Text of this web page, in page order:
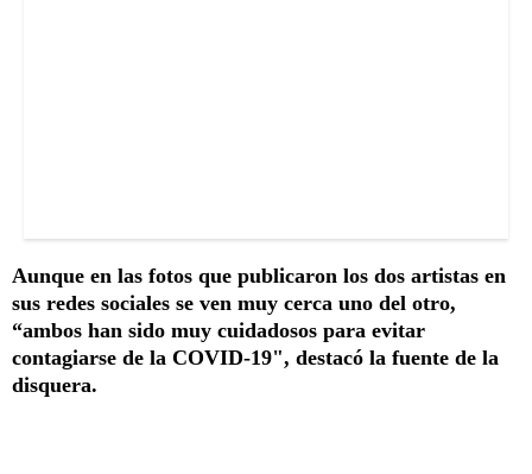
Aunque en las fotos que publicaron los dos artistas en
sus redes sociales se ven muy cerca uno del otro,
“ambos han sido muy cuidadosos para evitar
contagiarse de la COVID-19", destacó la fuente de la
disquera.